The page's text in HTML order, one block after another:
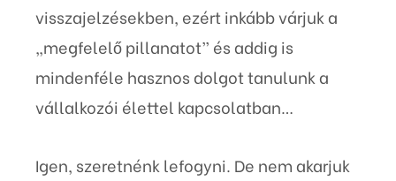
visszajelzésekben, ezért inkább várjuk a
„megfelelő pillanatot” és addig is
mindenféle hasznos dolgot tanulunk a
vállalkozói élettel kapcsolatban…
Igen, szeretnénk lefogyni. De nem akarjuk